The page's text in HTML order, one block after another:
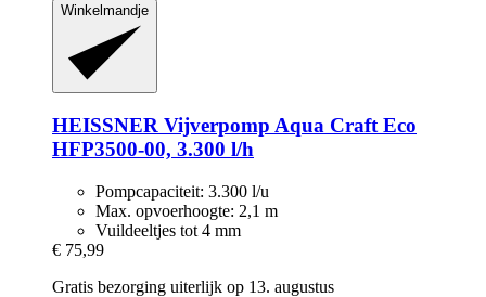
Winkelmandje
HEISSNER Vijverpomp Aqua Craft Eco
HFP3500-​00, 3.300 l/h
Pompcapaciteit: 3.300 l/u
Max. opvoerhoogte: 2,1 m
Vuildeeltjes tot 4 mm
€ 75,99
Gratis bezorging uiterlijk op 13. augustus